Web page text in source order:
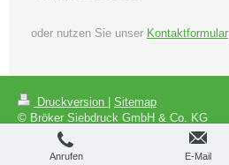
oder nutzen Sie unser Kontaktformular
Druckversion
Sitemap
© Bröker Siebdruck GmbH & Co. KG
Anrufen E-Mail